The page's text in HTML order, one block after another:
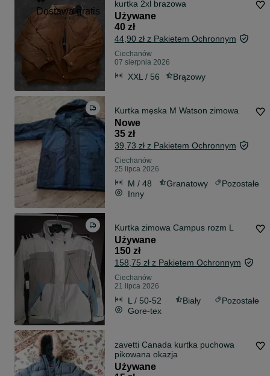
Dostawa gratis
kurtka 2xl brazowa
Używane
40 zł
44,90 zł z Pakietem Ochronnym
Ciechanów
07 sierpnia 2026
XXL / 56 Brązowy
Kurtka męska M Watson zimowa
Nowe
35 zł
39,73 zł z Pakietem Ochronnym
Ciechanów
25 lipca 2026
M / 48 Granatowy
Pozostałe
Inny
Kurtka zimowa Campus rozm L
Używane
150 zł
158,75 zł z Pakietem Ochronnym
Ciechanów
21 lipca 2026
L / 50-52 Biały
Pozostałe
Gore-tex
zavetti Canada kurtka puchowa
pikowana okazja
Używane